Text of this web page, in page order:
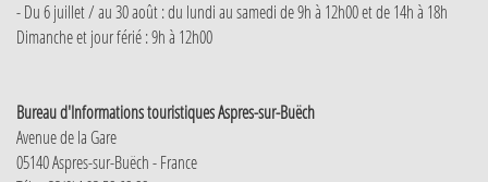
- Du 6 juillet / au 30 août : du lundi au samedi de 9h à 12h00 et de 14h à 18h
Dimanche et jour férié : 9h à 12h00
Bureau d'Informations touristiques Aspres-sur-Buëch
Avenue de la Gare
05140 Aspres-sur-Buëch - France